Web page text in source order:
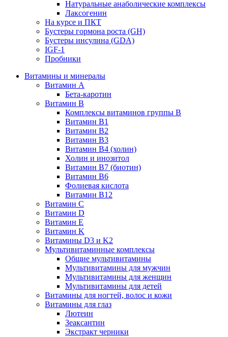
Натуральные анаболические комплексы
Лаксогенин
На курсе и ПКТ
Бустеры гормона роста (GH)
Бустеры инсулина (GDA)
IGF-1
Пробники
Витамины и минералы
Витамин A
Бета-каротин
Витамин B
Комплексы витаминов группы B
Витамин B1
Витамин B2
Витамин B3
Витамин B4 (холин)
Холин и инозитол
Витамин B7 (биотин)
Витамин B6
Фолиевая кислота
Витамин B12
Витамин C
Витамин D
Витамин E
Витамин K
Витамины D3 и K2
Мультивитаминные комплексы
Общие мультивитамины
Мультивитамины для мужчин
Мультивитамины для женщин
Мультивитамины для детей
Витамины для ногтей, волос и кожи
Витамины для глаз
Лютеин
Зеаксантин
Экстракт черники